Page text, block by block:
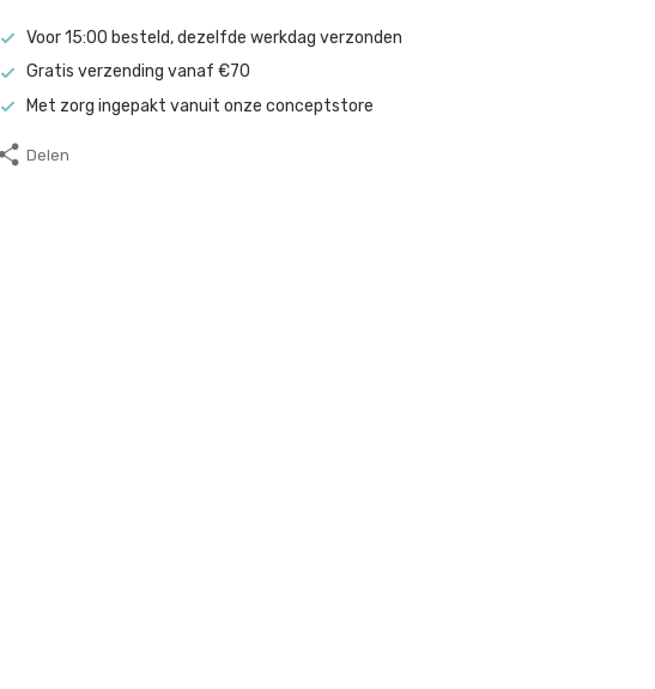
Voor 15:00 besteld, dezelfde werkdag verzonden
Gratis verzending vanaf €70
Met zorg ingepakt vanuit onze conceptstore
Delen